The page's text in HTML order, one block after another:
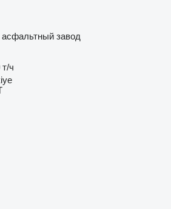
асфальтный завод
т/ч